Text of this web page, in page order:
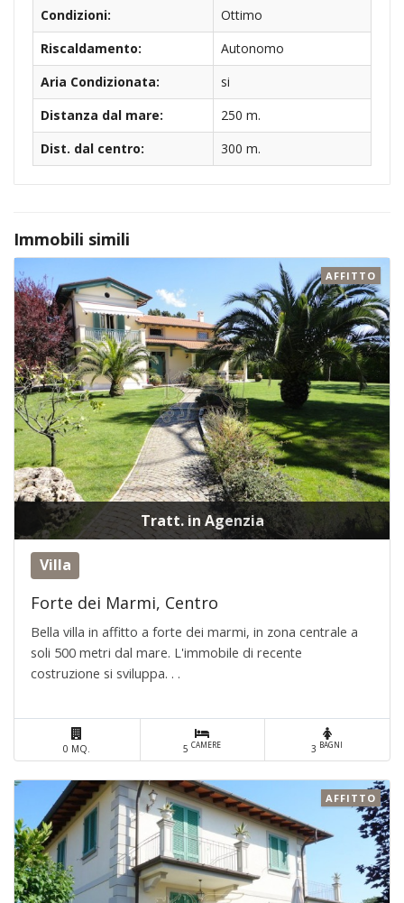
Condizioni:
Ottimo
Riscaldamento:
Autonomo
Aria Condizionata:
si
Distanza dal mare:
250 m.
Dist. dal centro:
300 m.
Immobili simili
Tratt. in Agenzia
AFFITTO
Villa
Forte dei Marmi, Centro
Bella villa in affitto a forte dei marmi, in zona centrale a
soli 500 metri dal mare. L'immobile di recente
costruzione si sviluppa. . .
0 MQ. 5CAMERE 3 BAGNI
AFFITTO